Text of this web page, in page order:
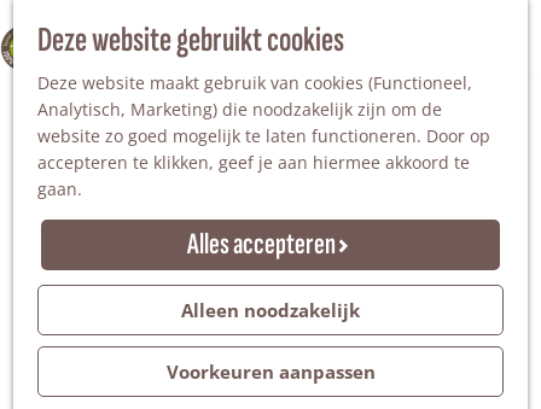
Deze website gebruikt cookies
Deze website maakt gebruik van cookies (Functioneel,
Analytisch, Marketing) die noodzakelijk zijn om de
website zo goed mogelijk te laten functioneren. Door op
accepteren te klikken, geef je aan hiermee akkoord te
gaan.
Alles accepteren
Alleen noodzakelijk
Voorkeuren aanpassen
100% WINTERSWIJK
Z
o
e
k
e
n
M
e
n
u
Natuurgebieden
Steengroeve
Tuinen en parken
Recreatieplas Het Hilgelo
Overnachten
Campings & vakantieparken
Vakantiehuizen
Groepsaccommodaties
Hotels
Evenementen
Restantendag
Volksfeest & Bloemencorso
Promotie evenementen